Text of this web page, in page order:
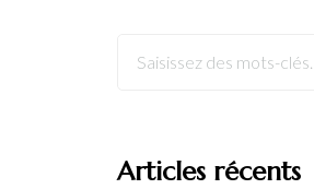
Articles récents